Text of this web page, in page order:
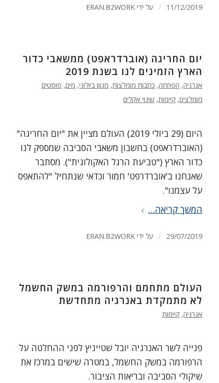
11/12/2019
/ על ידי ERAN.B2WORK
יום החריגה (אוברדראפט) ממשאבי כדור
הארץ הזמינים לנו בשנת 2019
אנרגיה, הפחתה, כתבות מומלצות, מגוון ביולוגי, מים, פוסטים
מומלצים, קיימות, שינוי אקלים
היום (29 ביולי 2019) העולם מציין את "יום החריגה"
(האוברדראפט) בחשבון משאבי הסביבה שמספק לנו
כדור הארץ ("טביעת הרגל האקולוגית"). מסתבר
שאנחנו ב'אוברדרפט' חמור וכדאי שנתחיל "להתאפס
על עצמנו".
המשך קריאה…
29/07/2019
/ על ידי ERAN.B2WORK
העולם מתחמם והרפורמה במשק החשמל
לא מתמקדת באנרגיה מתחדשת
אנרגיה, קיימות
פנייה לשר האנרגיה יובל שטייניץ לפני ההחלטה על
הרפורמה במשק החשמל, במטרה שישים במרכז את
שיקולי הסביבה ובריאות הציבור.